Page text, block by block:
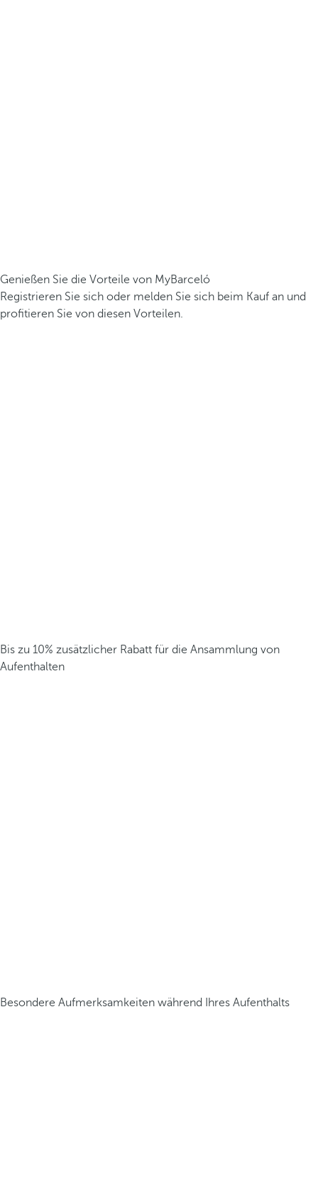
Genießen Sie die Vorteile von MyBarceló
Registrieren Sie sich oder melden Sie sich beim Kauf an und
profitieren Sie von diesen Vorteilen.
Bis zu 10% zusätzlicher Rabatt für die Ansammlung von
Aufenthalten
Besondere Aufmerksamkeiten während Ihres Aufenthalts